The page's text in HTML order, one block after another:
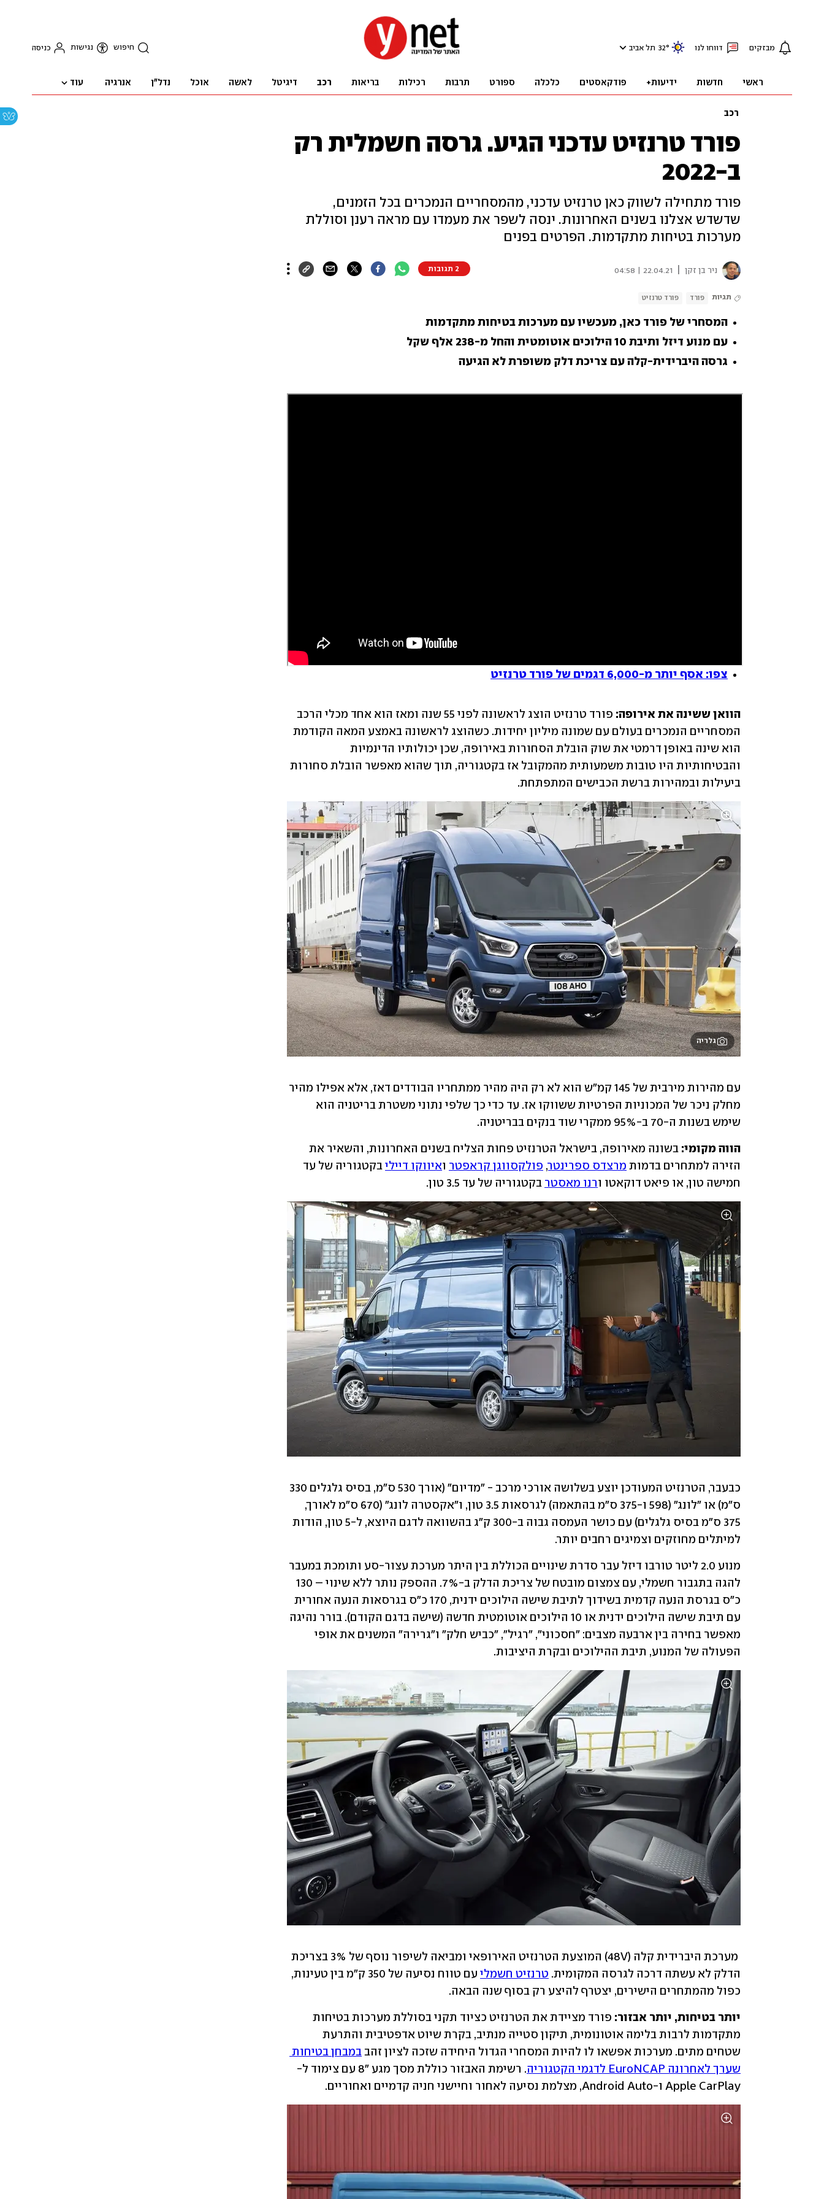
מבזקים דווחו לנו 32° תל אביב חיפוש נגישות כניסה
ראשי חדשות ידיעות+ פודקאסטים כלכלה ספורט תרבות רכילות בריאות רכב דיגיטל לאשה אוכל נדל"ן אנרגיה עוד
רכב
פורד טרנזיט עדכני הגיע. גרסה חשמלית רק
ב-2022
פורד מתחילה לשווק כאן טרנזיט עדכני, מהמסחריים הנמכרים בכל הזמנים,
שדשדש אצלנו בשנים האחרונות. ינסה לשפר את מעמדו עם מראה רענן וסוללת
מערכות בטיחות מתקדמות. הפרטים בפנים
ניר בן זקן 22.04.21 | 04:58 2 תגובות
תגיות פורד פורד טרנזיט
המסחרי של פורד כאן, מעכשיו עם מערכות בטיחות מתקדמות
עם מנוע דיזל ותיבת 10 הילוכים אוטומטית והחל מ-238 אלף שקל
גרסה היברידית-קלה עם צריכת דלק משופרת לא הגיעה
צפו: אסף יותר מ-6,000 דגמים של פורד טרנזיט
הוואן ששינה את אירופה:
ביעילות ובמהירות ברשת הכבישים המתפתחת.
גלריה
שימש בשנות ה-70 ב-95% ממקרי שוד בנקים בבריטניה.
הווה מקומי:
הזירה למתחרים בדמות מרצדס ספרינטר, פולקסווגן קראפטר ואיווקו דיילי
חמישה טון, או פיאט דוקאטו ורנו מאסטר בקטגוריה של עד 3.5 טון.
למיתלים מחוזקים וצמיגים רחבים יותר.
הפעולה של המנוע, תיבת ההילוכים ובקרת היציבות.
הדלק לא עשתה דרכה לגרסה המקומית. טרנזיט חשמלי
כפול מהמתחרים הישירים, יצטרף להיצע רק בסוף שנה הבאה.
יותר בטיחות, יותר אבזור:
שטחים מתים. מערכות אפשאו לו להיות המסחרי הגדול היחידה שזכה לציון זהב
שערך לאחרונה EuroNCAP לדגמי הקטגוריה
. רשימת האבזור כוללת מסך מגע "8 עם צימוד ל-
Apple CarPlay ו-Android Auto, מצלמת נסיעה לאחור וחיישני חניה קדמיים ואחוריים.